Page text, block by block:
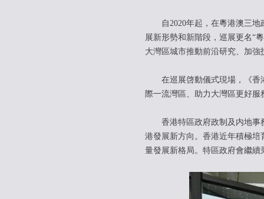
自2020年起，在粵港澳三地
展新形勢和新階段，巡展更名“
大灣區城市推動前沿研究、加強
在巡展啓動儀式現場，《香港
際一流灣區、助力大灣區更好服
香港特區政府政制及内地事務
港發展新方向。香港近年積極
量發展新格局。特區政府會繼續